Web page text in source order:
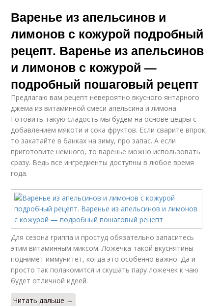
Варенье из апельсинов и
лимонов с кожурой подробный
рецепт. Варенье из апельсинов
и лимонов с кожурой —
подробный пошаговый рецепт
Предлагаю вам рецепт невероятно вкусного янтарного
джема из витаминной смеси апельсина и лимона.
Готовить такую сладость мы будем на основе цедры с
добавлением мякоти и сока фруктов. Если сварите впрок,
то закатайте в банках на зиму, про запас. А если
приготовите немного, то варенье можно использовать
сразу. Ведь все ингредиенты доступны в любое время
года.
Для сезона гриппа и простуд обязательно запаситесь
этим витаминным миксом. Ложечка такой вкуснятины
поднимет иммунитет, когда это особенно важно. Да и
просто так полакомится и скушать пару ложечек к чаю
будет отличной идеей.
Читать дальше →